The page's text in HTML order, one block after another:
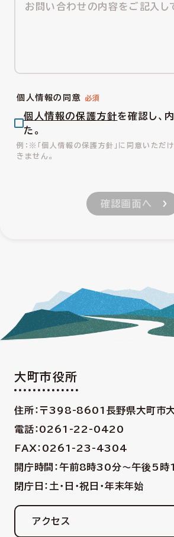
個人情報の同意
個人情報の保護方針を確認し、
た。
※「個人情報の保護方針」に同意いただ
きません。
大町市役所
住所：〒398-8601 長野県大町市
電話：0261-22-0420
FAX：0261-23-4304
開庁時間：午前8時30分〜午後5
閉庁日：土・日・祝日・年末年始
アクセス